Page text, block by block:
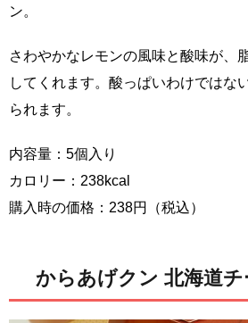
ン。
さわやかなレモンの風味と酸味が、
してくれます。酸っぱいわけではな
られます。
内容量：5個入り
カロリー：238kcal
購入時の価格：238円（税込）
からあげクン 北海道チ